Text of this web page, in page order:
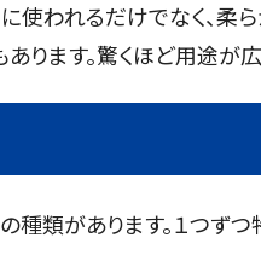
使われるだけでなく、柔
ります。驚くほど用途が
類があります。１つずつ